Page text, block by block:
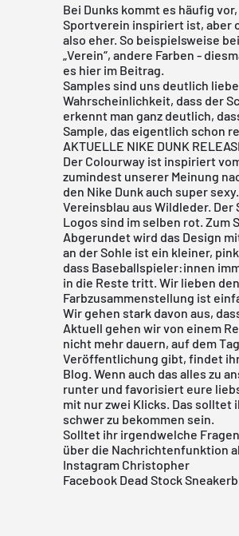
Bei Dunks kommt es häufig
Sportverein inspiriert ist, aber
also eher. So beispielsweise
„Verein“, andere Farben -
es hier im Beitrag.
Samples sind uns deutlich
Wahrscheinlichkeit, dass der
erkennt man ganz deutlich,
Sample, das eigentlich schon
AKTUELLE NIKE DUNK
Der Colourway ist inspiriert
zumindest unserer Meinung
den Nike Dunkauch super
Vereinsblau aus Wildleder.
Logos sind im selben rot. Zum
Abgerundet wird das Design
an der Sohle ist ein kleiner,
dass Baseballspieler:innen
in die Reste tritt. Wir lieben
Farbzusammenstellung ist
Wir gehen stark davon aus,
Aktuell gehen wir von einem
nicht mehr dauern, auf dem
Veröffentlichung gibt, findet
Blog. Wenn auch das alles zu
runter und favorisiert eure
mit nur zwei Klicks. Das solltet
schwer zu bekommen sein.
Solltet ihr irgendwelche
über die Nachrichtenfunktion
Instagram Christopher
Facebook Dead Stock